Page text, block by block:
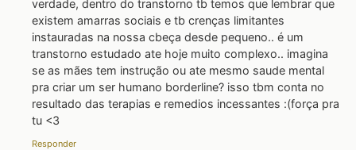
verdade, dentro do transtorno tb temos que lembrar que
existem amarras sociais e tb crenças limitantes
instauradas na nossa cbeça desde pequeno.. é um
transtorno estudado ate hoje muito complexo.. imagina
se as mães tem instrução ou ate mesmo saude mental
pra criar um ser humano borderline? isso tbm conta no
resultado das terapias e remedios incessantes :(força pra
tu <3
Responder